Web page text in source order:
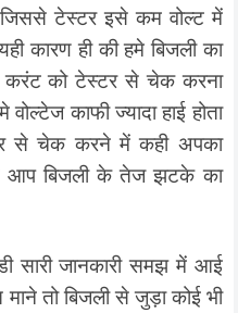
जिससे टेस्टर इसे कम वोल्ट में
कारण ही की हमे बिजली का
करंट को टेस्टर से चेक करना
काफी ज्यादा हाई होता
से चेक करने में कही अपका
आप बिजली के तेज झटके का
सारी जानकारी समझ में आई
तो बिजली से जुड़ा कोई भी